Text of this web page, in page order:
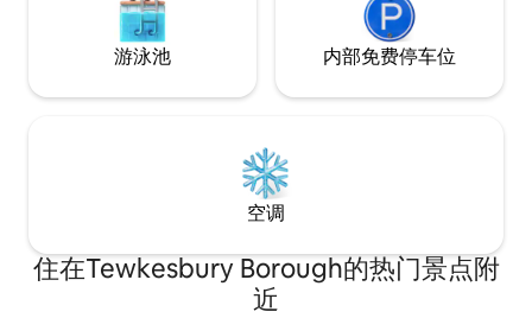
游泳池 内部免费停车位
空调
住在Tewkesbury Borough的热门景点附
近